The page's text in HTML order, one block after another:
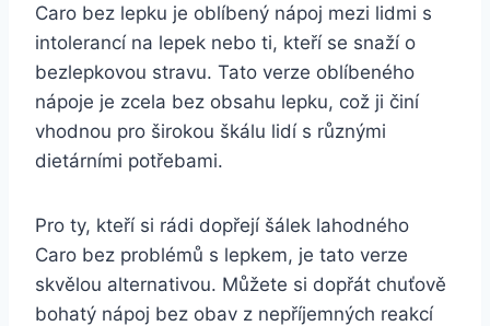
Caro bez lepku je oblíbený nápoj mezi lidmi s
intolerancí na lepek nebo ti, kteří se snaží o
bezlepkovou stravu. Tato verze oblíbeného
nápoje je zcela bez obsahu lepku, což ji činí
vhodnou pro širokou škálu lidí s různými
dietárními potřebami.
Pro ty, kteří si rádi dopřejí šálek lahodného
Caro bez problémů s lepkem, je tato verze
skvělou alternativou. Můžete si dopřát chuťově
bohatý nápoj bez obav z nepříjemných reakcí